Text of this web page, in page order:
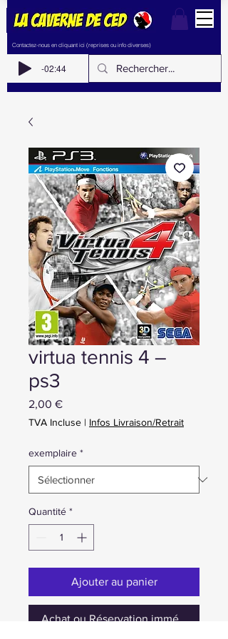
Contactez-nous en cliquant ici (reprises ou info diverses)
-02:44
virtua tennis 4 –
ps3
2,00 €Prix
TVA Incluse | Infos Livraison/Retrait
exemplaire *
Quantité *
Ajouter au panier
Achat ou Réservation immédiate